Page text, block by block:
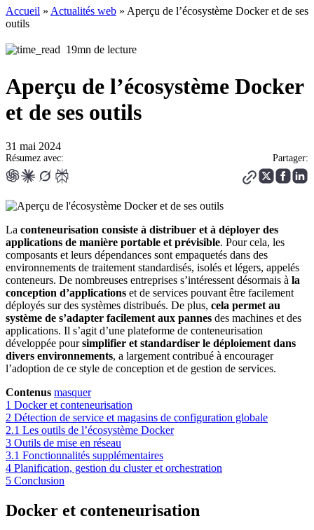
Accueil » Actualités web » Aperçu de l’écosystème Docker et de ses
outils
19mn de lecture
Aperçu de l’écosystème Docker
et de ses outils
31 mai 2024
Résumez avec: Partager:
La conteneurisation consiste à distribuer et à déployer des
applications de manière portable et prévisible. Pour cela, les
composants et leurs dépendances sont empaquetés dans des
environnements de traitement standardisés, isolés et légers, appelés
conteneurs. De nombreuses entreprises s’intéressent désormais à la
conception d’applications et de services pouvant être facilement
déployés sur des systèmes distribués. De plus, cela permet au
système de s’adapter facilement aux pannes des machines et des
applications. Il s’agit d’une plateforme de conteneurisation
développée poursimplifier et standardiser le déploiement dans
divers environnements, a largement contribué à encourager
l’adoption de ce style de conception et de gestion de services.
Contenus masquer
1 Docker et conteneurisation
2 Détection de service et magasins de configuration globale
2.1 Les outils de l’écosystème Docker
3 Outils de mise en réseau
3.1 Fonctionnalités supplémentaires
4 Planification, gestion du cluster et orchestration
5 Conclusion
Docker et conteneurisation